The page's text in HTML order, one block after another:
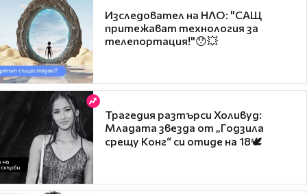
Изследовател на НЛО: "САЩ
притежават технология за
телепортация!"😯💥
Трагедия разтърси Холивуд:
Младата звезда от „Годзила
срещу Конг“ си отиде на 18🕊️